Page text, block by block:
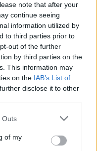
note that after your
continue seeing
information utilized by
to third parties prior to
out of the further
by third parties on the
This information may
on the IAB’s List of
disclose it to other
Outs
of my
2026
Τιμητική βραδιά
τον Σπύρο
στα